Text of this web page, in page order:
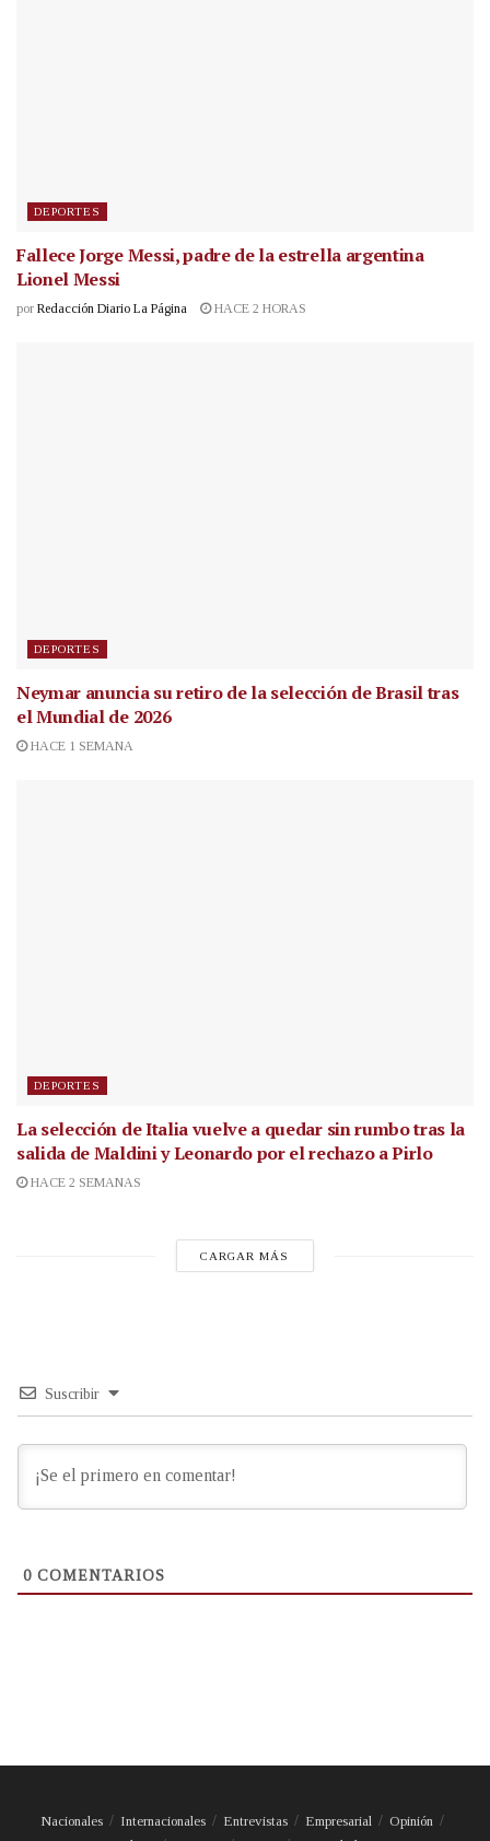
DEPORTES
Fallece Jorge Messi, padre de la estrella argentina
Lionel Messi
por Redacción Diario La Página HACE 2 HORAS
DEPORTES
Neymar anuncia su retiro de la selección de Brasil tras
el Mundial de 2026
HACE 1 SEMANA
DEPORTES
La selección de Italia vuelve a quedar sin rumbo tras la
salida de Maldini y Leonardo por el rechazo a Pirlo
HACE 2 SEMANAS
CARGAR MÁS
Suscribir
0 COMENTARIOS
Nacionales Internacionales Entrevistas Empresarial
Opinión